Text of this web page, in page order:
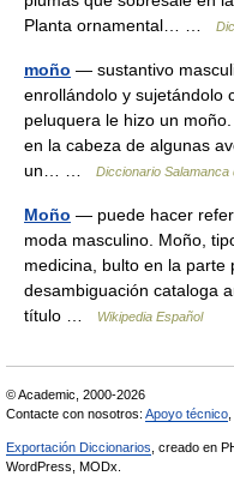
Planta ornamental… …
moño — sustantivo
enrollándolo y sujetándolo
peluquera le hizo un
en la cabeza de algunas
un… …
Diccionario Salamanca
Moño — puede hacer
moda masculino. Moño,
medicina, bulto en la parte
desambiguación cataloga
título …
Wikipedia Español
© Academic, 2000-2026
Contacte con nosotros: Apoyo técnico
Exportación Diccionarios , creado en
WordPress, MODx.